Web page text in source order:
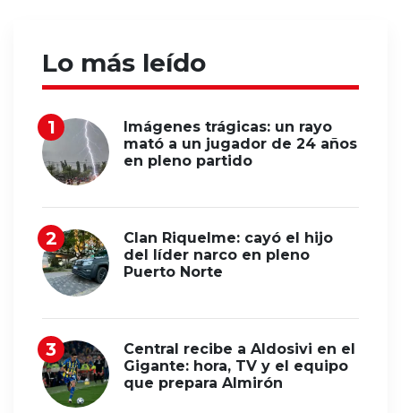
Lo más leído
Imágenes trágicas: un rayo
mató a un jugador de 24 años
en pleno partido
Clan Riquelme: cayó el hijo
del líder narco en pleno
Puerto Norte
Central recibe a Aldosivi en el
Gigante: hora, TV y el equipo
que prepara Almirón